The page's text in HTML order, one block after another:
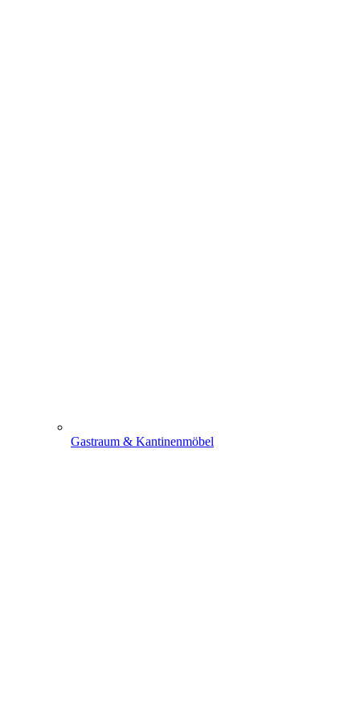
Gastraum & Kantinenmöbel